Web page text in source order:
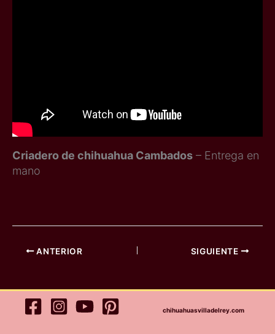
Criadero de chihuahua Cambados – Entrega en
mano
ANTERIOR SIGUIENTE
chihuahuasvilladelrey.com